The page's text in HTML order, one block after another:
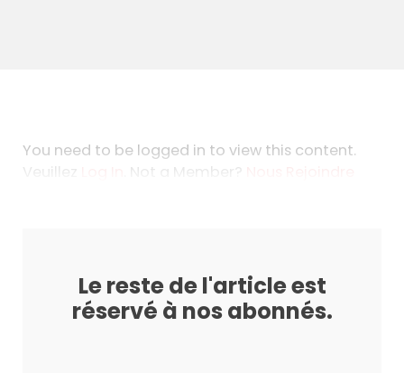
You need to be logged in to view this content.
Veuillez
. Not a Member?
Le reste de l'article est
réservé à nos abonnés.